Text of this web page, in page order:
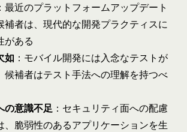
最近のプラットフォームアップデート
補者は、現代的な開発プラクティスに
がある
如 ：モバイル開発には入念なテストが
候補者はテスト手法への理解を持つべ
の意識不足 ：セキュリティ面への配慮
、脆弱性のあるアプリケーションを生